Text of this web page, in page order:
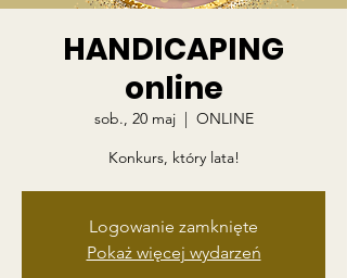
HANDICAPING
online
sob., 20 maj
  |
ONLINE
Konkurs, który lata!
Logowanie zamknięte
Pokaż więcej wydarzeń